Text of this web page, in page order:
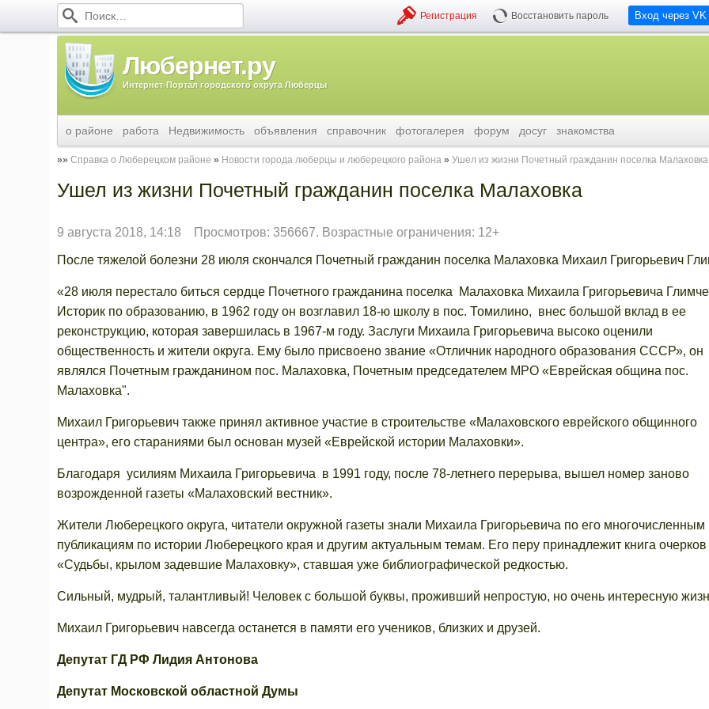
Вход через VK
Регистрация Восстановить пароль
Любернет.ру
Интернет-Портал городского округа Люберцы
о районе работа Недвижимость объявления справочник фотогалерея форум досуг знакомства
Справка о Люберецком районе Новости города люберцы и люберецкого района Ушел из жизни Почетный гражданин поселка Малаховка
Ушел из жизни Почетный гражданин поселка Малаховка
9 августа 2018, 14:18 Просмотров: 356667. Возрастные ограничения: 12+
После тяжелой болезни 28 июля скончался Почетный гражданин поселка Малаховка Михаил Григорьевич
«28 июля перестало биться сердце Почетного гражданина поселка Малаховка Михаила Григорьевича
Историк по образованию, в 1962 году он возглавил 18-ю школу в пос. Томилино, внес большой вклад в ее
реконструкцию, которая завершилась в 1967-м году. Заслуги Михаила Григорьевича высоко оценили
общественность и жители округа. Ему было присвоено звание «Отличник народного образования СССР», он
являлся Почетным гражданином пос. Малаховка, Почетным председателем МРО «Еврейская община пос.
Малаховка".
Михаил Григорьевич также принял активное участие в строительстве «Малаховского еврейского общинного
центра», его стараниями был основан музей «Еврейской истории Малаховки».
Благодаря усилиям Михаила Григорьевича в 1991 году, после 78-летнего перерыва, вышел номер заново
возрожденной газеты «Малаховский вестник».
Жители Люберецкого округа, читатели окружной газеты знали Михаила Григорьевича по его многочисленным
публикациям по истории Люберецкого края и другим актуальным темам. Его перу принадлежит книга очерков
«Судьбы, крылом задевшие Малаховку», ставшая уже библиографической редкостью.
Сильный, мудрый, талантливый! Человек с большой буквы, проживший непростую, но очень интересную
Михаил Григорьевич навсегда останется в памяти его учеников, близких и друзей.
Депутат ГД РФ Лидия Антонова
Депутат Московской областной Думы